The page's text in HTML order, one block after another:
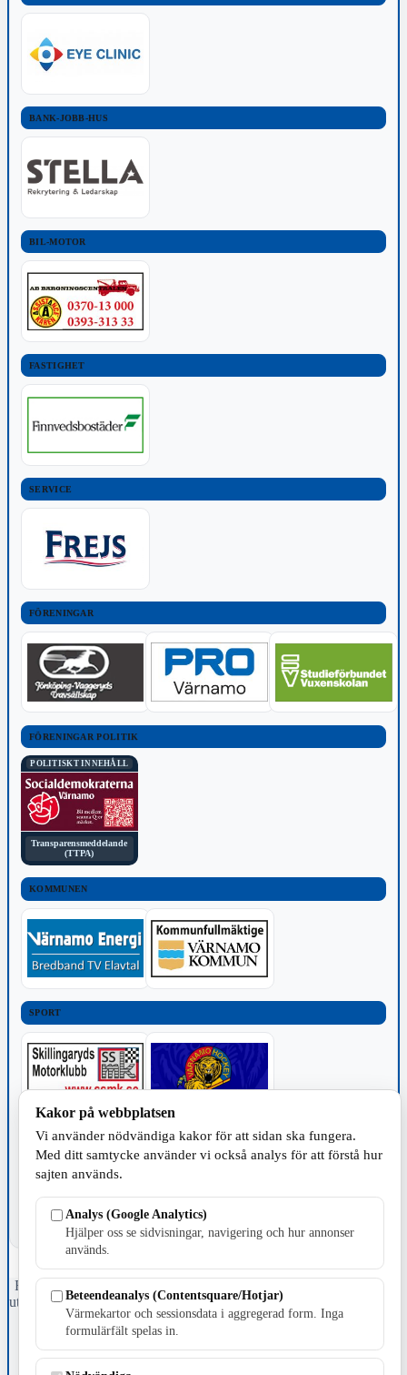
BANK-JOBB-HUS
BIL-MOTOR
FASTIGHET
SERVICE
FÖRENINGAR
FÖRENINGAR POLITIK
POLITISKT INNEHÅLL
Transparensmeddelande
(TTPA)
KOMMUNEN
SPORT
TILLVERKNING
Fristående webbtidningsföretag grundat 1991 som sedan 2002 ger
ut tidningen Skillingaryd.nu och 2010 lanserades Värnamo.nu. Från
april 2026 omfattar Skillingaryd.nu tre kommuner: Gnosjö,
Värnamo och Vaggeryds kommun.
Kakor på webbplatsen
Vi använder nödvändiga kakor för att sidan ska fungera.
Med ditt samtycke använder vi också analys för att förstå hur
sajten används.
Analys (Google Analytics)
Hjälper oss se sidvisningar, navigering och hur annonser
används.
Beteendeanalys (Contentsquare/Hotjar)
Värmekartor och sessionsdata i aggregerad form. Inga
formulärfält spelas in.